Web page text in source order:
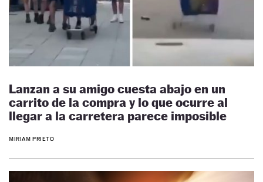
Lanzan a su amigo cuesta abajo en un
carrito de la compra y lo que ocurre al
llegar a la carretera parece imposible
MIRIAM PRIETO